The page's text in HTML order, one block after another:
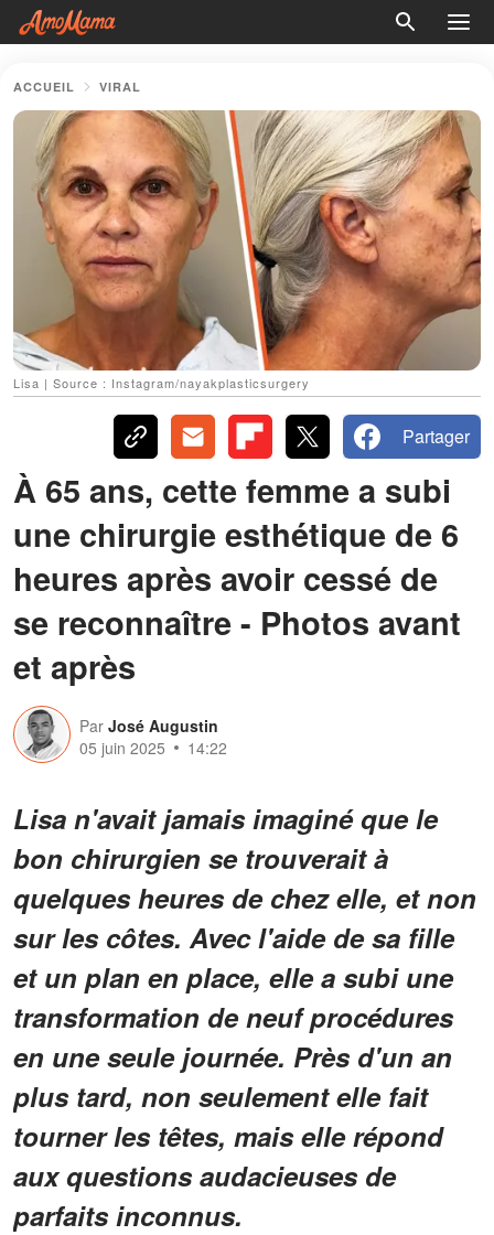
ACCUEIL VIRAL
Lisa | Source : Instagram/nayakplasticsurgery
Partager
À 65 ans, cette femme a subi
une chirurgie esthétique de 6
heures après avoir cessé de
se reconnaître - Photos avant
et après
Par José Augustin
05 juin 2025
14:22
Lisa n'avait jamais imaginé que le
bon chirurgien se trouverait à
quelques heures de chez elle, et non
sur les côtes. Avec l'aide de sa fille
et un plan en place, elle a subi une
transformation de neuf procédures
en une seule journée. Près d'un an
plus tard, non seulement elle fait
tourner les têtes, mais elle répond
aux questions audacieuses de
parfaits inconnus.